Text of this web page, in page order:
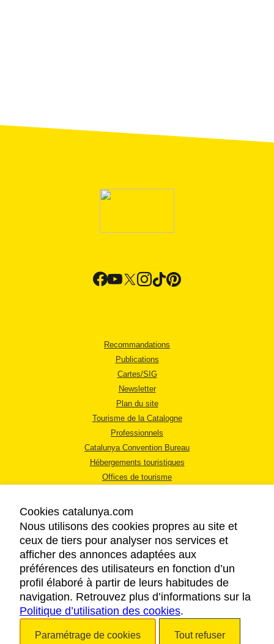
Recommandations
Publications
Cartes/SIG
Newsletter
Plan du site
Tourisme de la Catalogne
Professionnels
Catalunya Convention Bureau
Hébergements touristiques
Offices de tourisme
MENTIONS LÉGALES
RÈGLES DE CONFIDENTIALITÉ
COOKIES
ACCESSIBILITÉ
Cookies catalunya.com
Nous utilisons des cookies propres au site et
ceux de tiers pour analyser nos services et
afficher des annonces adaptées aux
préférences des utilisateurs en fonction d’un
profil élaboré à partir de leurs habitudes de
navigation. Retrouvez plus d’informations sur la
Politique d’utilisation des cookies.
Paramétrage de cookies Tout refuser